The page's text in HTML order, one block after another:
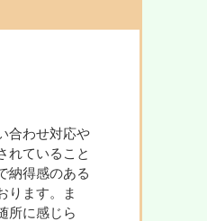
合わせ対応や
れていること
納得感のある
ります。ま
所に感じら